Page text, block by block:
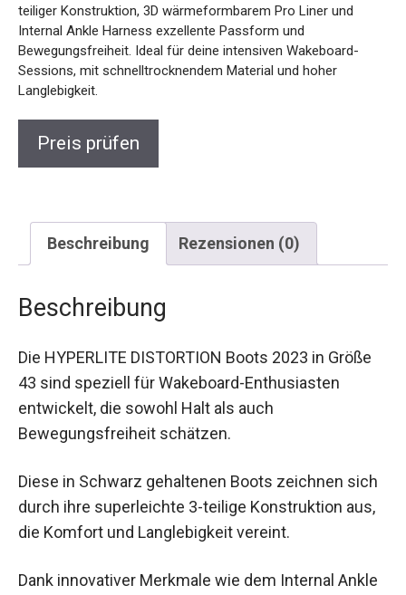
teiliger Konstruktion, 3D wärmeformbarem Pro Liner und
Internal Ankle Harness exzellente Passform und
Bewegungsfreiheit. Ideal für deine intensiven Wakeboard-
Sessions, mit schnelltrocknendem Material und hoher
Langlebigkeit.
Preis prüfen
Beschreibung Rezensionen (0)
Beschreibung
Die HYPERLITE DISTORTION Boots 2023 in Größe
43 sind speziell für Wakeboard-Enthusiasten
entwickelt, die sowohl Halt als auch
Bewegungsfreiheit schätzen.
Diese in Schwarz gehaltenen Boots zeichnen sich
durch ihre superleichte 3-teilige Konstruktion aus,
die Komfort und Langlebigkeit vereint.
Dank innovativer Merkmale wie dem Internal Ankle